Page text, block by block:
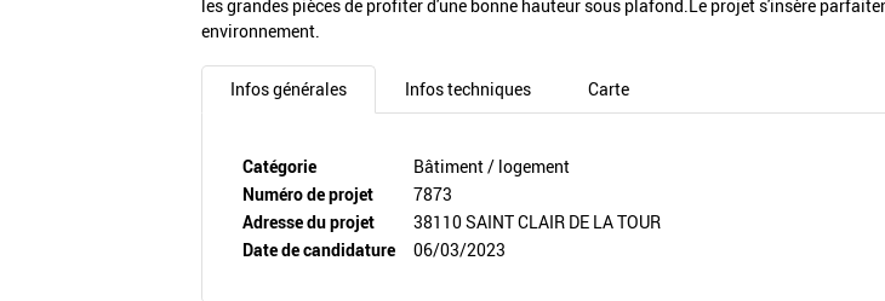
les grandes pièces de profiter d'une bonne hauteur sous plafond.Le projet s'insère
environnement.
Infos générales Infos techniques Carte
Catégorie
Bâtiment / logement
Numéro de projet
7873
Adresse du projet
38110 SAINT CLAIR DE LA TOUR
Date de candidature
06/03/2023